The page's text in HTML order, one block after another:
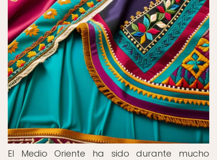
El Medio Oriente ha sido durante mucho